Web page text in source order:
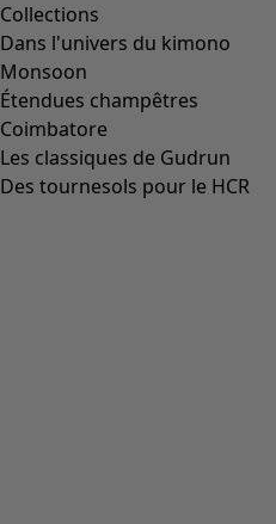
Collections
Dans l'univers du kimono
Monsoon
Étendues champêtres
Coimbatore
Les classiques de Gudrun
Des tournesols pour le HCR